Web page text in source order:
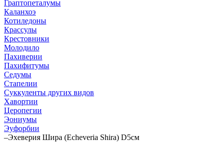
Граптопеталумы
Каланхоэ
Котиледоны
Крассулы
Крестовники
Молодило
Пахиверии
Пахифитумы
Седумы
Стапелии
Суккуленты других видов
Хавортии
Церопегии
Эониумы
Эуфорбии
–Эхеверия Шира (Echeveria Shira) D5см